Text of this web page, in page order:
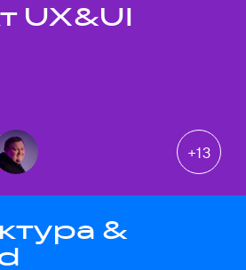
UX&UI
+13
&